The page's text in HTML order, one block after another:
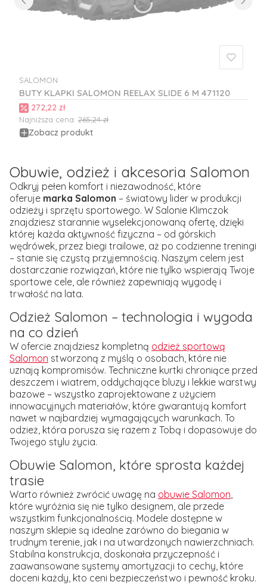
BUTY KLAPKI SALOMON REELAX SLIDE 6 M 471120
PRODUCENT
SALOMON
Cena promocyjna
272,22 zł
Najniższa cena: 265,24 zł
Zobacz produkt
Obuwie, odzież i akcesoria Salomon
Odkryj pełen komfort i niezawodność, które
oferuje marka Salomon – światowy lider w produkcji
odzieży i sprzętu sportowego. W Salonie Klimczok
znajdziesz starannie wyselekcjonowaną ofertę, dzięki
której każda aktywność fizyczna – od górskich
wędrówek, przez biegi trailowe, aż po codzienne treningi
– stanie się czystą przyjemnością. Naszym celem jest
dostarczanie rozwiązań, które nie tylko wspierają Twoje
sportowe cele, ale również zapewniają wygodę i
trwałość na lata.
Odzież Salomon – technologia i wygoda
na co dzień
W ofercie znajdziesz kompletną odzież sportową
Salomon stworzoną z myślą o osobach, które nie
uznają kompromisów. Techniczne kurtki chroniące przed
deszczem i wiatrem, oddychające bluzy i lekkie warstwy
bazowe – wszystko zaprojektowane z użyciem
innowacyjnych materiałów, które gwarantują komfort
nawet w najbardziej wymagających warunkach. To
odzież, która porusza się razem z Tobą i dopasowuje do
Twojego stylu życia.
Obuwie Salomon, które sprosta każdej
trasie
Warto również zwrócić uwagę na obuwie Salomon,
które wyróżnia się nie tylko designem, ale przede
wszystkim funkcjonalnością. Modele dostępne w
naszym sklepie są idealne zarówno do biegania w
trudnym terenie, jak i na utwardzonych nawierzchniach.
Stabilna konstrukcja, doskonała przyczepność i
zaawansowane systemy amortyzacji to cechy, które
doceni każdy, kto ceni bezpieczeństwo i pewność kroku.